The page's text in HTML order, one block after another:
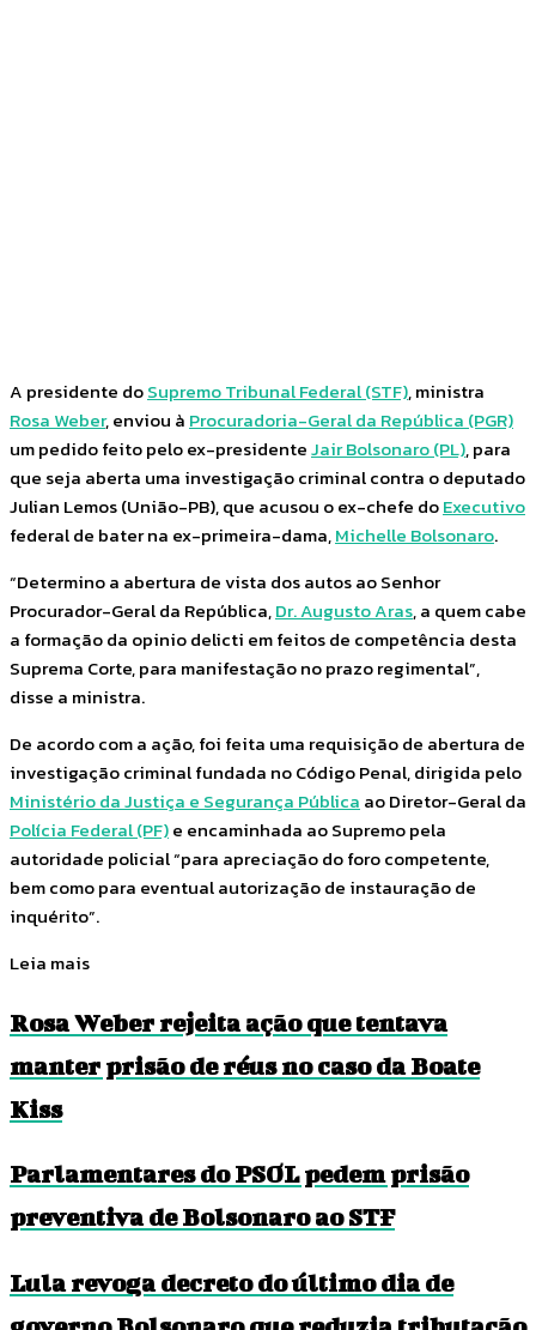
A presidente doSupremo Tribunal Federal (STF), ministra
Rosa Weber, enviou à Procuradoria-Geral da República (PGR)
um pedido feito pelo ex-presidenteJair Bolsonaro (PL), para
que seja aberta uma investigação criminal contra o deputado
Julian Lemos (União-PB), que acusou o ex-chefe doExecutivo
federal de bater na ex-primeira-dama,Michelle Bolsonaro.
“Determino a abertura de vista dos autos ao Senhor
Procurador-Geral da República,Dr. Augusto Aras, a quem cabe
a formação da opinio delicti em feitos de competência desta
Suprema Corte, para manifestação no prazo regimental”,
disse a ministra.
De acordo com a ação, foi feita uma requisição de abertura de
investigação criminal fundada no Código Penal, dirigida pelo
Ministério da Justiça e Segurança Pública ao Diretor-Geral da
Polícia Federal (PF)e encaminhada ao Supremo pela
autoridade policial “para apreciação do foro competente,
bem como para eventual autorização de instauração de
inquérito”.
Leia mais
Rosa Weber rejeita ação que tentava
manter prisão de réus no caso da Boate
Kiss
Parlamentares do PSOL pedem prisão
preventiva de Bolsonaro ao STF
Lula revoga decreto do último dia de